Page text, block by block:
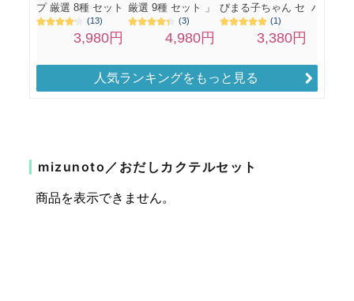
人気ランキングをもっと見る
mizunoto／おだしカクテルセット